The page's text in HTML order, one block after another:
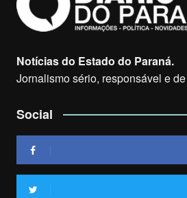
Notícias do Estado do Paraná.
Jornalismo sério, responsável e
Social